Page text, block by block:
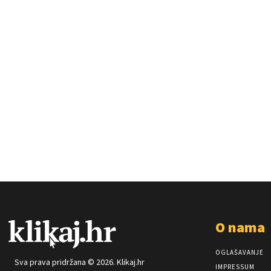
Sva prava pridržana © 2026. Klikaj.hr
O nama
OGLAŠAVANJE
IMPRESSUM